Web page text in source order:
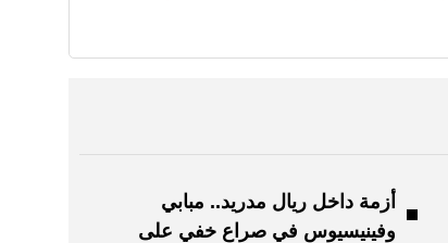
أزمة داخل ريال مدريد.. مبابي
وفينيسيوس في صراع خفي على